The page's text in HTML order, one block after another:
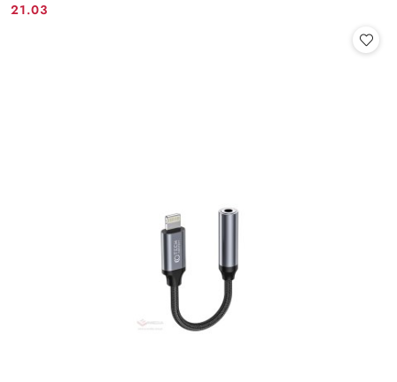
Cena:
21.03